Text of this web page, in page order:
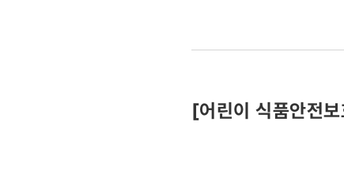
계속
싶어요"
[어린이 식품안전